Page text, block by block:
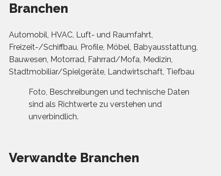
Branchen
Automobil, HVAC, Luft- und Raumfahrt,
Freizeit-/Schiffbau, Profile, Möbel, Babyausstattung,
Bauwesen, Motorrad, Fahrrad/Mofa, Medizin,
Stadtmobiliar/Spielgeräte, Landwirtschaft, Tiefbau
Foto, Beschreibungen und technische Daten
sind als Richtwerte zu verstehen und
unverbindlich.
Verwandte Branchen